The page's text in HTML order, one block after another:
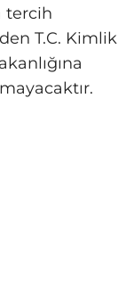
tercih
T.C. Kimlik